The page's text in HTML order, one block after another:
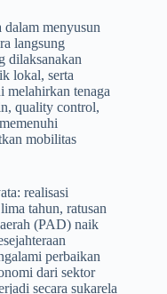
menyusun
langsung
dilaksanakan
lokal, serta
melahirkan tenaga
quality control,
mobilitas
realisasi
tahun, ratusan
(PAD) naik
perbaikan
dari sektor
secara sukarela